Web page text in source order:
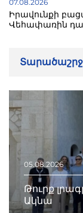
07.08.2026
Իրավունքի
Վեհափառին
05.08.2026
Թուրք
Ակնա